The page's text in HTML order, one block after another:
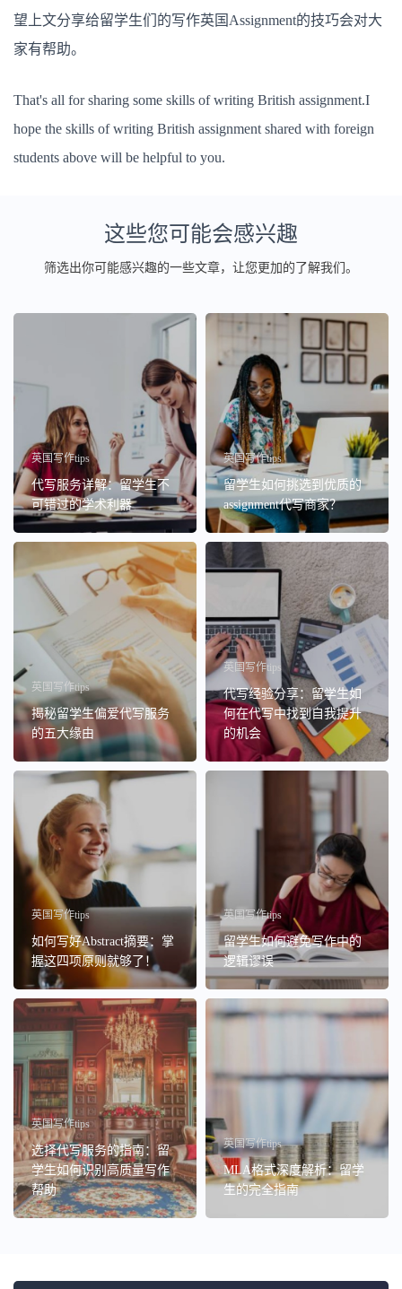
望上文分享给留学生们的写作英国Assignment的技巧会对大
家有帮助。
That's all for sharing some skills of writing British assignment.I
hope the skills of writing British assignment shared with foreign
students above will be helpful to you.
这些您可能会感兴趣
筛选出你可能感兴趣的一些文章，让您更加的了解我们。
英国写作tips
代写服务详解：留学生不
可错过的学术利器
英国写作tips
留学生如何挑选到优质的
assignment代写商家？
英国写作tips
揭秘留学生偏爱代写服务
的五大缘由
英国写作tips
代写经验分享：留学生如
何在代写中找到自我提升
的机会
英国写作tips
如何写好Abstract摘要：掌
握这四项原则就够了！
英国写作tips
留学生如何避免写作中的
逻辑谬误
英国写作tips
选择代写服务的指南：留
学生如何识别高质量写作
帮助
英国写作tips
MLA格式深度解析：留学
生的完全指南